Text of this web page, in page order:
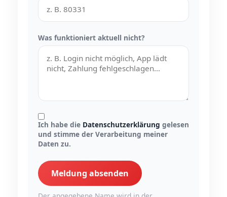
Was funktioniert aktuell nicht?
Ich habe die Datenschutzerklärung gelesen
und stimme der Verarbeitung meiner
Daten zu.
Meldung absenden